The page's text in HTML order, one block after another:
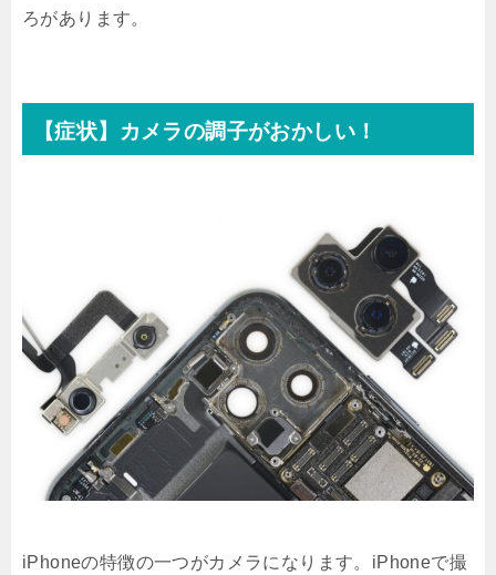
ろがあります。
【症状】カメラの調子がおかしい！
iPhoneの特徴の一つがカメラになります。iPhoneで撮